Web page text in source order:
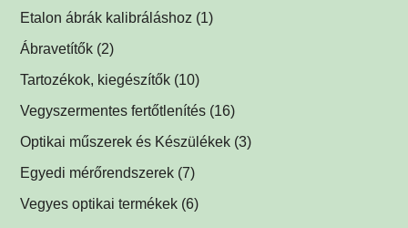
Háttérvilágítók
(5)
SPOT megvilágítók
SPOT vetítők
Mátrix megvilágítók
(2)
Csíkvetítők
Egyedi megvilágítók
(2)
Műszerüvegek
(1)
Optikai tükrök, prizmák
Lencsék
(1)
Optikai szűrők
(5)
Védőüvegek
Etalon ábrák kalibráláshoz (1)
Ábravetítők (2)
Tartozékok, kiegészítők (10)
LED tápegységek
(1)
Kábelek
(1)
C-menetes közdarabok
(1)
Egyéb menetes adapterek (1)
Vegyszermentes fertőtlenítés (16)
Vírusölő és baktériumölő réz fólia
(12)
UV-C légfertőtlenítő
(3)
Optikai műszerek és Készülékek (3)
Egyedi mérőrendszerek (7)
Vegyes optikai termékek (6)